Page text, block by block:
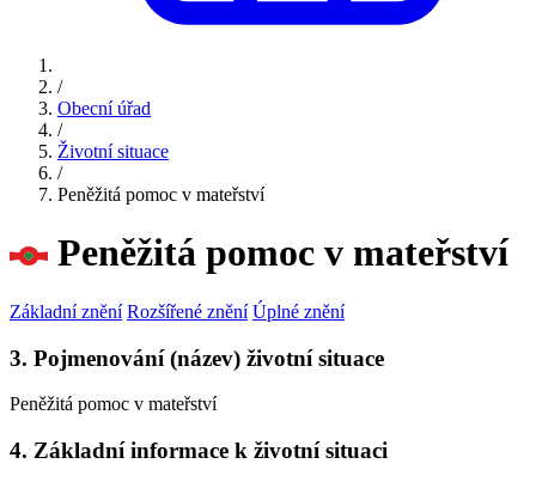
/
Obecní úřad
/
Životní situace
/
Peněžitá pomoc v mateřství
Peněžitá pomoc v mateřství
Základní znění Rozšířené znění Úplné znění
3. Pojmenování (název) životní situace
Peněžitá pomoc v mateřství
4. Základní informace k životní situaci